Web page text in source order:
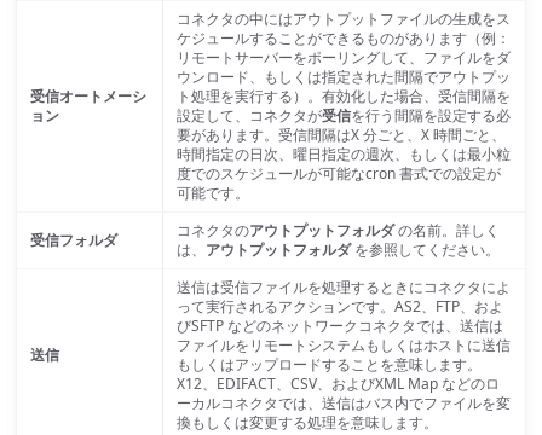
受信オートメーシ
ョン
コネクタの中にはアウトプットファイルの生成をス
ケジュールすることができるものがあります（例：
リモートサーバーをポーリングして、ファイルをダ
ウンロード、もしくは指定された間隔でアウトプッ
ト処理を実行する）。有効化した場合、受信間隔を
設定して、コネクタが受信を行う間隔を設定する必
要があります。受信間隔はX 分ごと、X 時間ごと、
時間指定の日次、曜日指定の週次、もしくは最小粒
度でのスケジュールが可能なcron 書式での設定が
可能です。
受信フォルダ コネクタのアウトプットフォルダの名前。詳しく
は、 アウトプットフォルダを参照してください。
送信
送信は受信ファイルを処理するときにコネクタによ
って実行されるアクションです。AS2、FTP、およ
びSFTP などのネットワークコネクタでは、送信は
ファイルをリモートシステムもしくはホストに送信
もしくはアップロードすることを意味します。
X12、EDIFACT、CSV、およびXML Map などのロ
ーカルコネクタでは、送信はバス内でファイルを変
換もしくは変更する処理を意味します。